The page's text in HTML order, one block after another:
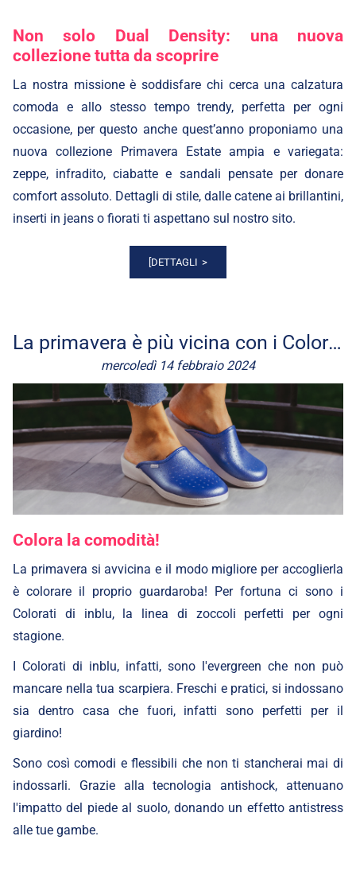
Non solo Dual Density: una nuova
collezione tutta da scoprire
La nostra missione è soddisfare chi cerca una calzatura
comoda e allo stesso tempo trendy, perfetta per ogni
occasione, per questo anche quest’anno proponiamo una
nuova collezione Primavera Estate ampia e variegata:
zeppe, infradito, ciabatte e sandali pensate per donare
comfort assoluto. Dettagli di stile, dalle catene ai brillantini,
inserti in jeans o fiorati ti aspettano sul nostro sito.
[DETTAGLI
La primavera è più vicina con i Colorati di inblu!
mercoledì 14 febbraio 2024
Colora la comodità!
La primavera si avvicina e il modo migliore per accoglierla
è colorare il proprio guardaroba! Per fortuna ci sono i
Colorati di inblu, la linea di zoccoli perfetti per ogni
stagione.
I Colorati di inblu, infatti, sono l'evergreen che non può
mancare nella tua scarpiera. Freschi e pratici, si indossano
sia dentro casa che fuori, infatti sono perfetti per il
giardino!
Sono così comodi e flessibili che non ti stancherai mai di
indossarli. Grazie alla tecnologia antishock, attenuano
l'impatto del piede al suolo, donando un effetto antistress
alle tue gambe.